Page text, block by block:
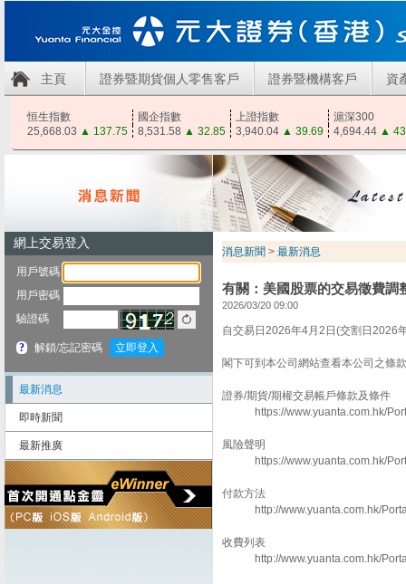
主頁 證券暨期貨個人零售客戶 證券暨機構客戶 資
恒生指數 國企指數 上證指數
滬深300
25,668.03 ▲ 137.75 8,531.58 ▲ 32.85 3,940.04 ▲ 39.69 4,694.44 ▲
最新消息
即時新聞
最新推廣
消息新聞 > 最新消息
有關：美國股票的交易徵費調
2026/03/20 09:00
自交易日2026年4月2日(交割日2026
閣下可到本公司網站查看本公司之條
證券/期貨/期權交易帳戶條款及條件
https://www.yuanta.com.hk/
風險聲明
https://www.yuanta.com.hk/
付款方法
http://www.yuanta.com.hk/
收費列表
http://www.yuanta.com.hk/